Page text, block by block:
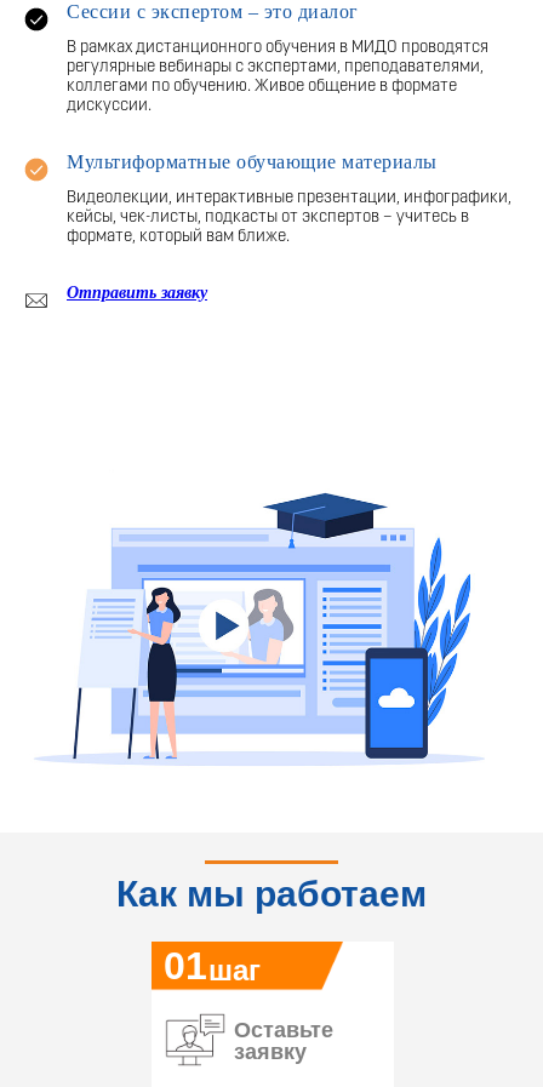
Сессии с экспертом – это диалог
В рамках дистанционного обучения в МИДО проводятся
регулярные вебинары с экспертами, преподавателями,
коллегами по обучению. Живое общение в формате
дискуссии.
Мультиформатные обучающие материалы
Видеолекции, интерактивные презентации, инфографики,
кейсы, чек-листы, подкасты от экспертов – учитесь в
формате, который вам ближе.
Отправить заявку
Как мы работаем
01
Оставьте
заявку
шаг